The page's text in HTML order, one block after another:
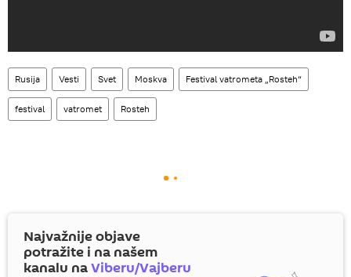
Rusija Vesti Svet Moskva Festival vatrometa „Rosteh“
festival vatromet Rosteh
Najvažnije objave
potražite i na našem
kanalu naViberu/Vajberu